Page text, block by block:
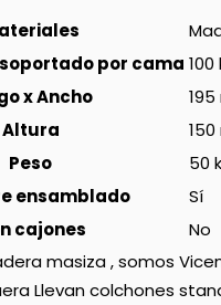
por cama 100
x Ancho
Altura
Peso
50
ensamblado
Sí
cajones
No
masiza , somos
Llevan colchones